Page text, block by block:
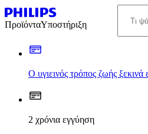
ΠροϊόνταΥποστήριξη
Ο υγιεινός τρόπος ζωής
2 χρόνια εγγύηση